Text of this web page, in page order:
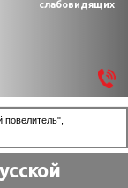
слабовидящих